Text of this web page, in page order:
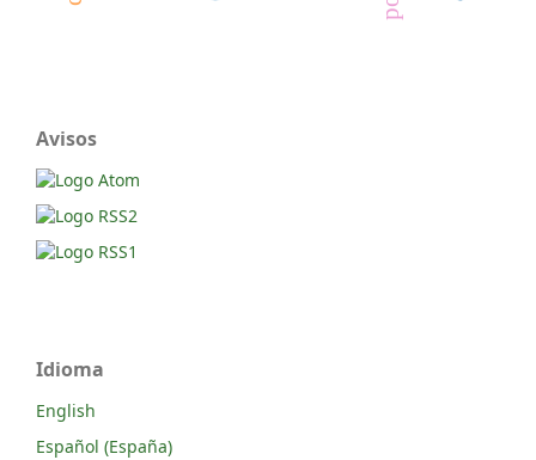
Avisos
Idioma
English
Español (España)